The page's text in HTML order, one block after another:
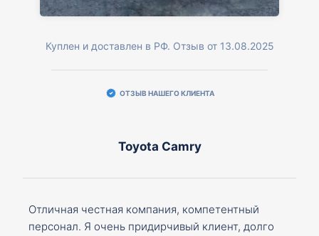
Куплен и доставлен в РФ. Отзыв от 13.08.2025
ОТЗЫВ НАШЕГО КЛИЕНТА
Toyota Camry
Отличная честная компания, компетентный
персонал. Я очень придирчивый клиент, долго